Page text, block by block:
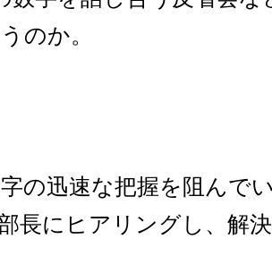
のか。
の迅速な把握を阻んで
長にヒアリングし、解